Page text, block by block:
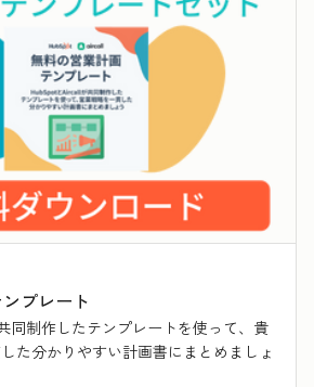
プレート
同制作したテンプレートを使って、貴
た分かりやすい計画書にまとめましょ